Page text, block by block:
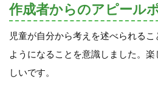
作成者からのアピール
児童が自分から考えを述べられる
ようになることを意識しました。
しいです。